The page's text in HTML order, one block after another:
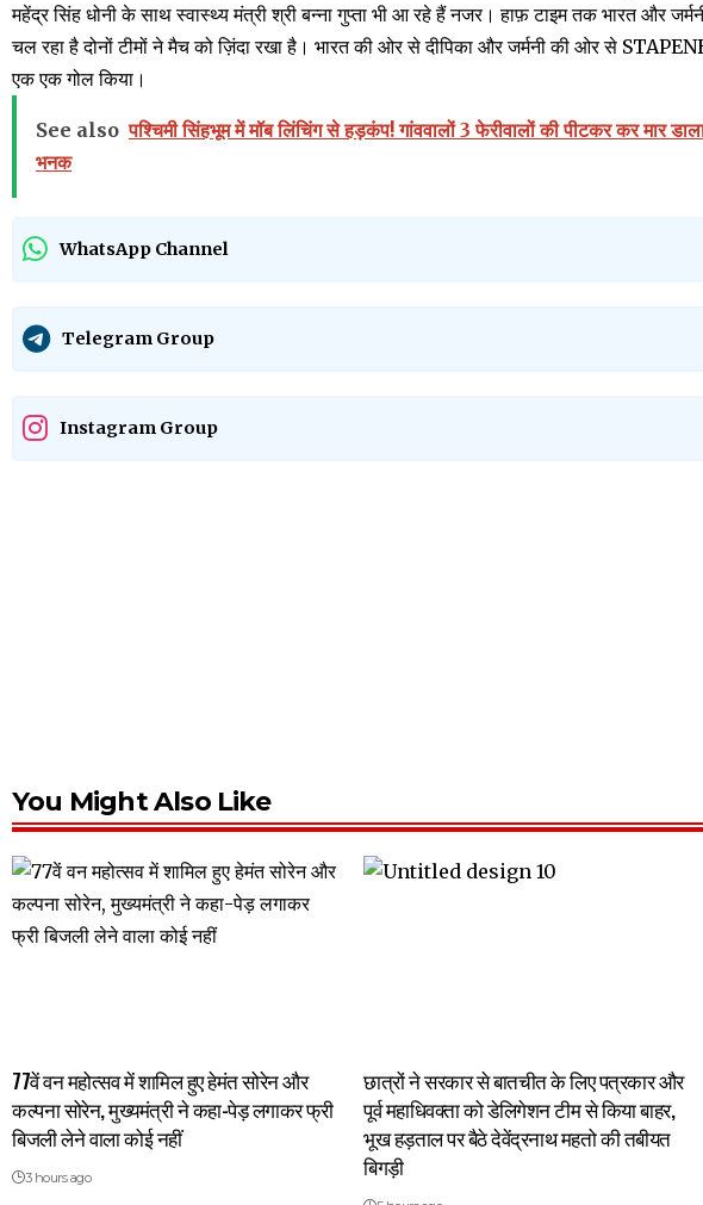
महेंद्र सिंह धोनी के साथ स्वास्थ्य मंत्री श्री बन्ना गुप्ता भी आ रहे हैं नजर। हाफ़ टाइम तक भारत और
चल रहा है दोनों टीमों ने मैच को ज़िंदा रखा है। भारत की ओर से दीपिका और जर्मनी की ओर से
एक एक गोल किया।
See also पश्चिमी सिंहभूम में मॉब लिंचिंग से हड़कंप! गांववालों 3 फेरीवालों की पीटकर कर मार
भनक
WhatsApp Channel
Telegram Group
Instagram Group
You Might Also Like
77वें वन महोत्सव में शामिल हुए हेमंत सोरेन और
कल्पना सोरेन, मुख्यमंत्री ने कहा-पेड़ लगाकर फ्री
बिजली लेने वाला कोई नहीं
3 hours ago
छात्रों ने सरकार से बातचीत के लिए पत्रकार और
पूर्व महाधिवक्ता को डेलिगेशन टीम से किया बाहर,
भूख हड़ताल पर बैठे देवेंद्रनाथ महतो की तबीयत
बिगड़ी